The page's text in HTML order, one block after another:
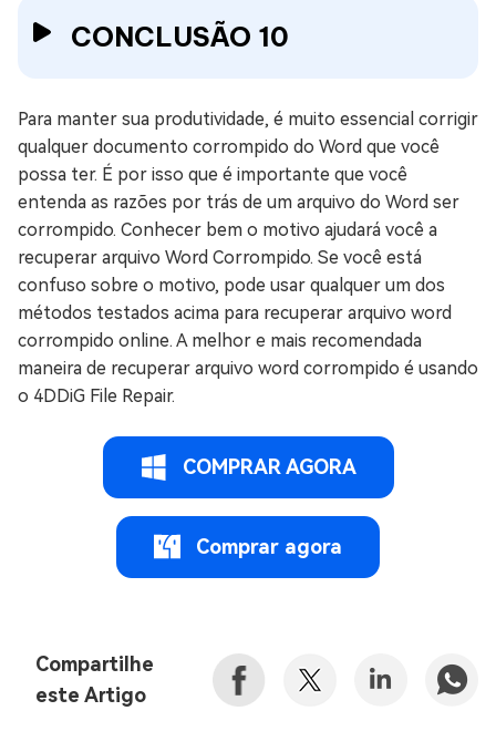
CONCLUSÃO 10
Para manter sua produtividade, é muito essencial corrigir
qualquer documento corrompido do Word que você
possa ter. É por isso que é importante que você
entenda as razões por trás de um arquivo do Word ser
corrompido. Conhecer bem o motivo ajudará você a
recuperar arquivo Word Corrompido. Se você está
confuso sobre o motivo, pode usar qualquer um dos
métodos testados acima para recuperar arquivo word
corrompido online. A melhor e mais recomendada
maneira de recuperar arquivo word corrompido é usando
o 4DDiG File Repair.
COMPRAR AGORA
Comprar agora
Compartilhe
este Artigo